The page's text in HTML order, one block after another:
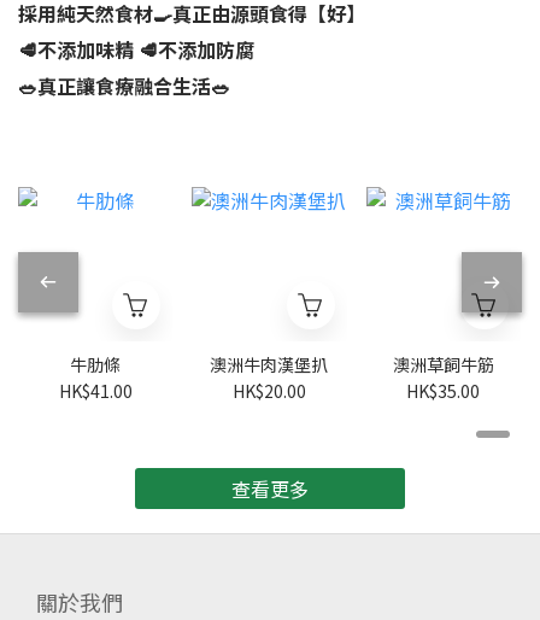
採用純天然食材🍳真正由源頭食得【好】
🥩不添加味精 🥩不添加防腐
🥗真正讓食療融合生活🥗
牛肋條
HK$41.00
澳洲牛肉漢堡扒
HK$20.00
澳洲草飼牛筋
HK$35.00
查看更多
關於我們